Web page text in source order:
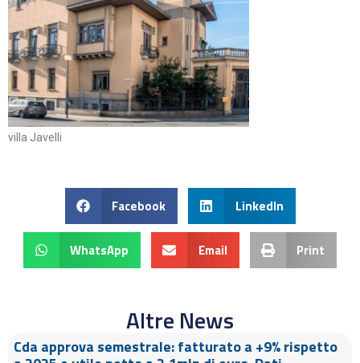
villa Javelli
Facebook LinkedIn
WhatsApp Email Print
Altre News
Cda approva semestrale: fatturato a +9% rispetto